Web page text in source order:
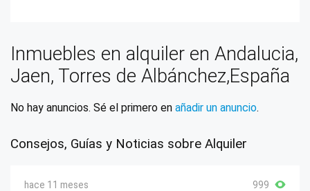
Inmuebles en alquiler en Andalucia,
Jaen, Torres de Albánchez,España
No hay anuncios. Sé el primero en añadir un anuncio.
Consejos, Guías y Noticias sobre Alquiler
hace 11 meses 999